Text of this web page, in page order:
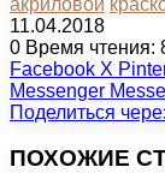
11.04.2018
0 Время чтения:
Facebook X
Messenger
Поделиться
ПОХОЖИЕ